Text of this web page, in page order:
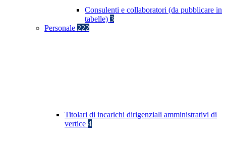
Consulenti e collaboratori (da pubblicare in
tabelle) 3
Personale 222
Titolari di incarichi dirigenziali amministrativi di
vertice 4